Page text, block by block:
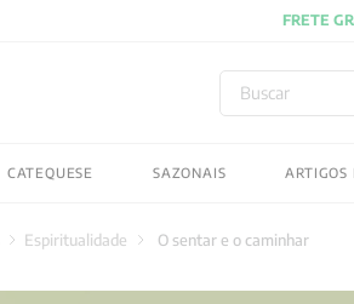
FRETE
Buscar
CATEQUESE SAZONAIS ARTIGOS
Espiritualidade O sentar e o caminhar
2027